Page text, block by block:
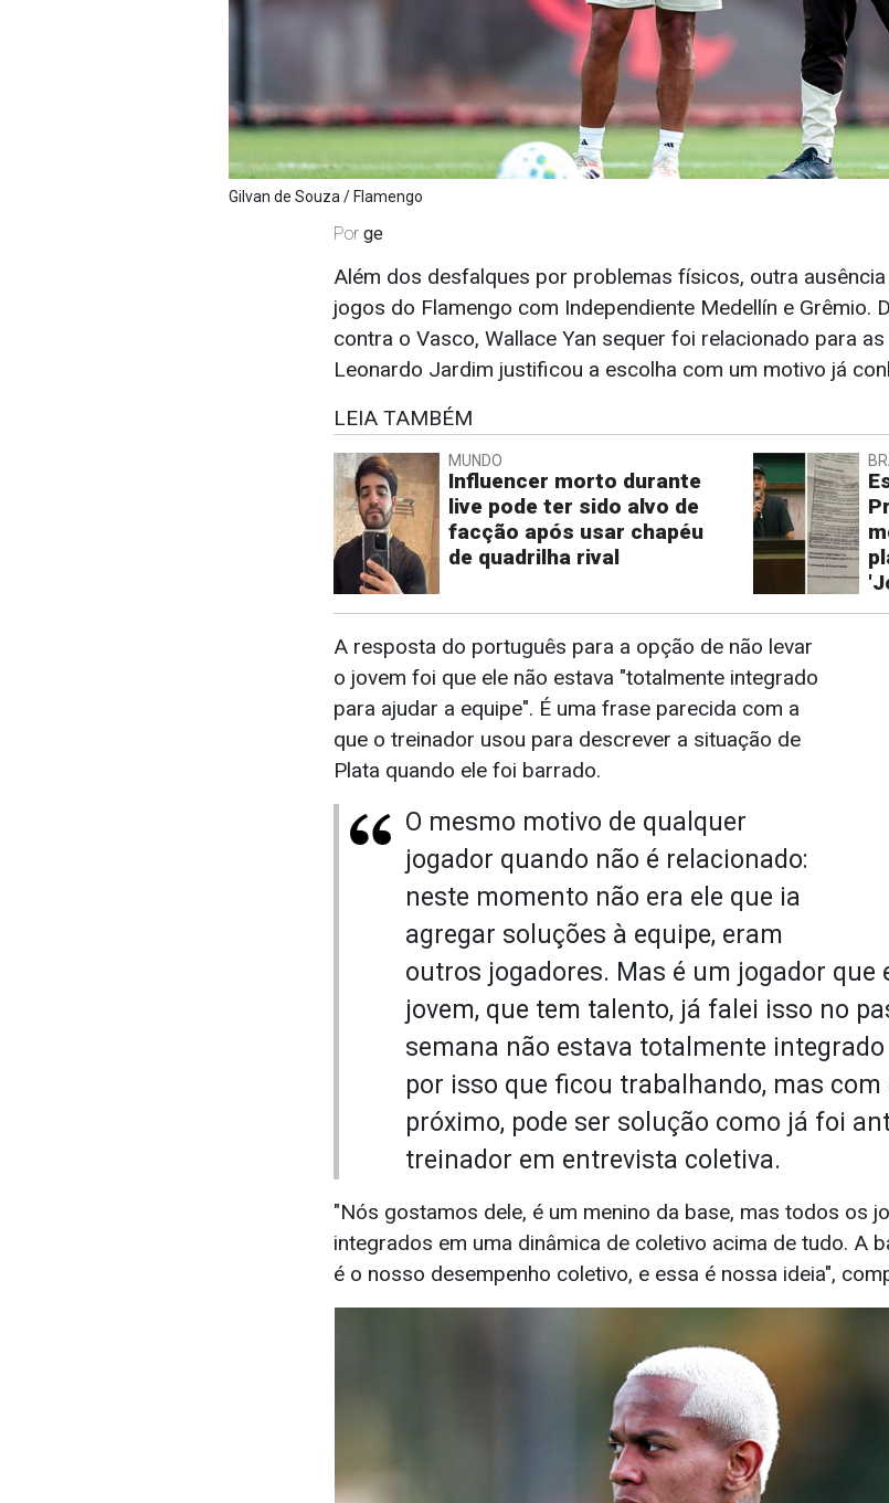
Gilvan de Souza / Flamengo
Por ge
Além dos desfalques por problemas físicos, outra
jogos do Flamengo com Independiente Medellín e Grêmio.
contra o Vasco, Wallace Yan sequer foi relacionado para
Leonardo Jardim justificou a escolha com um motivo já
LEIA TAMBÉM
MUNDO
Influencer morto durante
live pode ter sido alvo de
facção após usar chapéu
de quadrilha rival
A resposta do português para a opção de não levar
o jovem foi que ele não estava "totalmente integrado
para ajudar a equipe". É uma frase parecida com a
que o treinador usou para descrever a situação de
Plata quando ele foi barrado.
O mesmo motivo de qualquer
jogador quando não é relacionado:
neste momento não era ele que ia
agregar soluções à equipe, eram
outros jogadores. Mas é um jogador que
jovem, que tem talento, já falei isso no
semana não estava totalmente
por isso que ficou trabalhando, mas
próximo, pode ser solução como já foi
treinador em entrevista coletiva.
"Nós gostamos dele, é um menino da base, mas todos os
integrados em uma dinâmica de coletivo acima de tudo. A
é o nosso desempenho coletivo, e essa é nossa ideia",